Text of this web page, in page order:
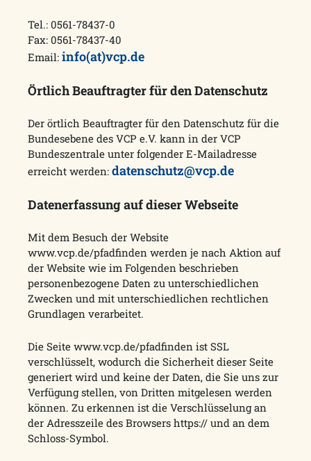
Tel.: 0561-78437-0
Fax: 0561-78437-40
Email: info(at)vcp.de
Örtlich Beauftragter für den Datenschutz
Der örtlich Beauftragter für den Datenschutz für die
Bundesebene des VCP e.V. kann in der VCP
Bundeszentrale unter folgender E-Mailadresse
erreicht werden: datenschutz@vcp.de
Datenerfassung auf dieser Webseite
Mit dem Besuch der Website
www.vcp.de/pfadfinden werden je nach Aktion auf
der Website wie im Folgenden beschrieben
personenbezogene Daten zu unterschiedlichen
Zwecken und mit unterschiedlichen rechtlichen
Grundlagen verarbeitet.
Die Seite www.vcp.de/pfadfinden ist SSL
verschlüsselt, wodurch die Sicherheit dieser Seite
generiert wird und keine der Daten, die Sie uns zur
Verfügung stellen, von Dritten mitgelesen werden
können. Zu erkennen ist die Verschlüsselung an
der Adresszeile des Browsers https:// und an dem
Schloss-Symbol.